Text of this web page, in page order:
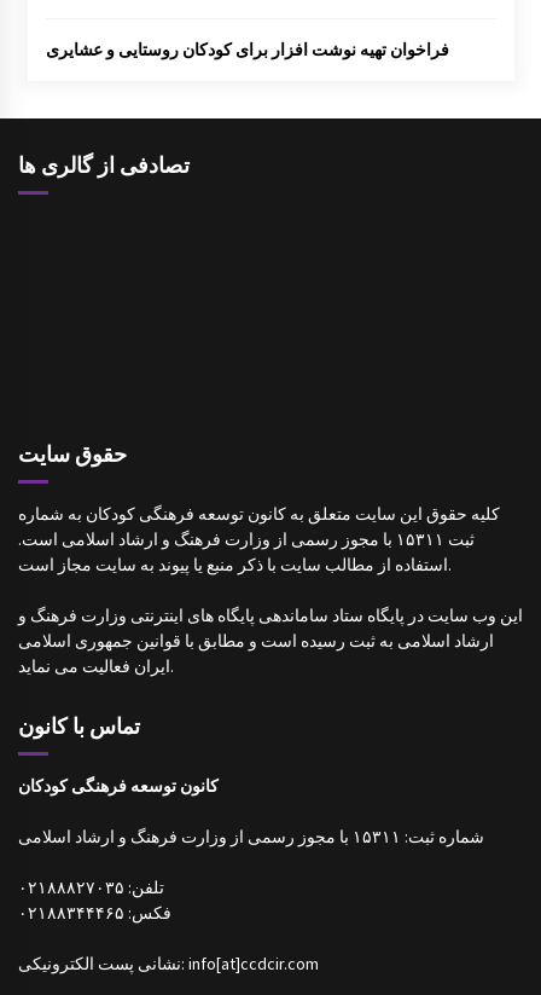
فراخوان تهیه نوشت افزار برای کودکان روستایی و عشایری
تصادفی از گالری ها
حقوق سایت
کلیه حقوق این سایت متعلق به کانون توسعه فرهنگی کودکان به شماره
ثبت ۱۵۳۱۱ با مجوز رسمی از وزارت فرهنگ و ارشاد اسلامی است.
استفاده از مطالب سایت با ذکر منبع یا پیوند به سایت مجاز است.
این وب سایت در پایگاه ستاد ساماندهی پایگاه های اینترنتی وزارت فرهنگ و
ارشاد اسلامی به ثبت رسیده است و مطابق با قوانین جمهوری اسلامی
ایران فعالیت می نماید.
تماس با کانون
کانون توسعه فرهنگی کودکان
شماره ثبت: ۱۵۳۱۱ با مجوز رسمی از وزارت فرهنگ و ارشاد اسلامی
تلفن: ۰۲۱۸۸۸۲۷۰۳۵
فکس: ۰۲۱۸۸۳۴۴۴۶۵
نشانی پست الکترونیکی: info[at]ccdcir.com